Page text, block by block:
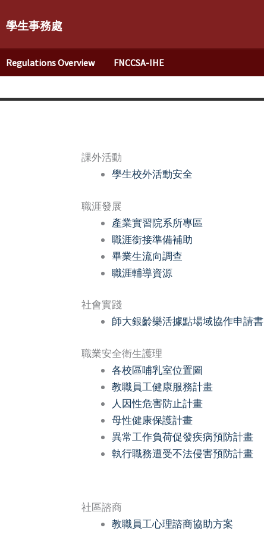
學生事務處
Regulations Overview FNCCSA-IHE
課外活動
學生校外活動安全
職涯發展
產業實習院系所專區
職涯銜接準備補助
畢業生流向調查
職涯輔導資源
社會實踐
師大銀齡樂活據點場域協作申請書
職業安全衛生護理
各校區哺乳室位置圖
教職員工健康服務計畫
人因性危害防止計畫
母性健康保護計畫
異常工作負荷促發疾病預防計畫
執行職務遭受不法侵害預防計畫
社區諮商
教職員工心理諮商協助方案